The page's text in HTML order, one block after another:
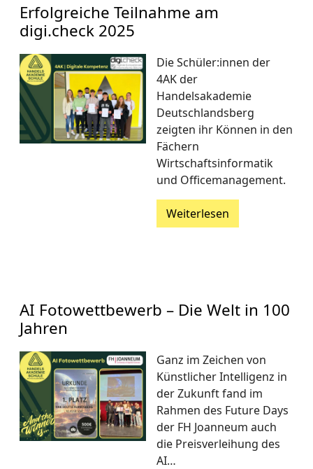
Erfolgreiche Teilnahme am
digi.check 2025
Die Schüler:innen der
4AK der
Handelsakademie
Deutschlandsberg
zeigten ihr Können in den
Fächern
Wirtschaftsinformatik
und Officemanagement.
Weiterlesen
AI Fotowettbewerb – Die Welt in 100
Jahren
Ganz im Zeichen von
Künstlicher Intelligenz in
der Zukunft fand im
Rahmen des Future Days
der FH Joanneum auch
die Preisverleihung des
AI…